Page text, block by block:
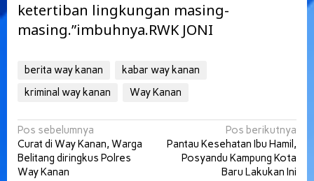
ketertiban lingkungan masing-
masing.”imbuhnya.RWK JONI
berita way kanan
kabar way kanan
kriminal way kanan
Way Kanan
Navigasi
pos
Pos sebelumnya
Curat di Way Kanan, Warga
Belitang diringkus Polres
Way Kanan
Pos berikutnya
Pantau Kesehatan Ibu Hamil,
Posyandu Kampung Kota
Baru Lakukan Ini